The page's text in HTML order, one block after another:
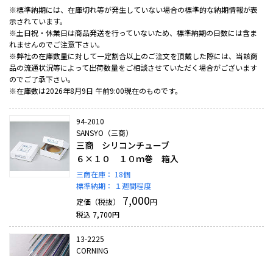
※標準納期には、在庫切れ等が発生していない場合の標準的な納期情報が表
示されています。
※土日祝・休業日は商品発送を行っていないため、標準納期の日数には含ま
れませんのでご注意下さい。
※弊社の在庫数量に対して一定割合以上のご注文を頂戴した際には、当該商
品の流通状況等によって出荷数量をご相談させていただく場合がございます
のでご了承下さい。
※在庫数は2026年8月9日 午前9:00現在のものです。
94-2010
SANSYO（三商）
三商 シリコンチューブ
６×１０ １０ｍ巻 箱入
三商在庫： 18個
標準納期：
１週間程度
定価（税抜）
7,000円
税込 7,700円
13-2225
CORNING